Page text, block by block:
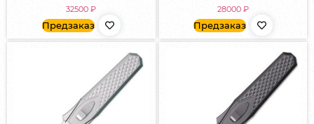
32500₽
Предзаказ
28000 ₽
Предзаказ